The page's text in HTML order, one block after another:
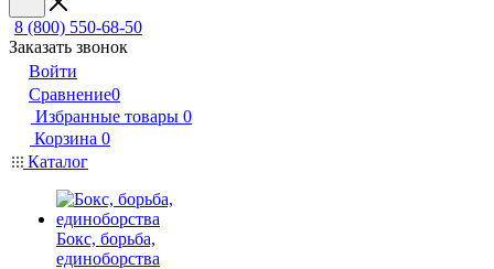
8 (800) 550-68-50
Заказать звонок
Войти
Сравнение0
Избранные товары 0
Корзина 0
Каталог
Бокс, борьба,
единоборства